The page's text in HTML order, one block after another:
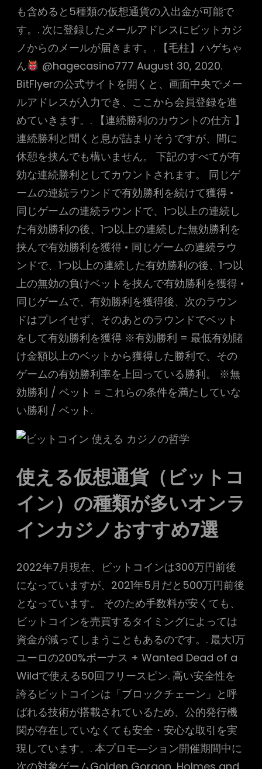
も含めると5種類の仮想通貨の入出金が可能で
す。. 次に登録したメールアドレスにビットカジ
ノからのメールが届きます。. 【毛柱】ハゲちゃ
ん
@hagecasino777 August 30, 2020.
BitFlyerの公式サイトを開くと、画面中央でメー
ルアドレスが入力でき、ここから会員登録を進
めていきます。. 【連続勝利のカウントの仕方 】
連続勝利と聞くと息が詰まりそうですが、間に
休憩を挟んでも構いません。 下記のすべてが有
効な連続勝利としてカウントされます。 同じゲ
ームの連続ラウンドで有効勝利を続けて獲得 •
同じゲームの連続ラウンドで、1つ以上の連続し
た有効勝利の後、1つ以上の連続した無効勝利を
挟んで有効勝利を獲得 • 同じゲームの連続ラウ
ンドで、1つ以上の連続した有効勝利の後、1つ以
上の無効の負けベットを挟んで有効勝利を獲得 •
同じゲームで、有効勝利を獲得後、次のラウン
ドはプレイせず、そのあとのラウンドでベット
をして有効勝利を獲得 ※有効勝利 = 最低有効賭
け金額以上のベットから獲得した勝利で、その
ゲームの有効勝利率を上回っている勝利。 ※無
効勝利 / ベット = これらの条件を満たしていな
い勝利 / ベット.
使える仮想通貨（ビットコ
イン）の種類が多いオンラ
インカジノおすすめ7選
2022年7月現在、ビットコインは300万円前後
になっていますが、2021年5月だと500万円前後
となっています。 そのため手数料が安くても、
ビットコインを売買するタイミングによっては
資金が減ってしまうこともあるのです。. 最大1万
ユーロの200%ボーナス + Wanted Dead of a
Wildで使える50回フリースピン. 高い安全性を
誇るビットコインは「ブロックチェーン」と呼
ばれる技術が搭載されているため、公的発行機
関が存在していなくても安全・安心な取引を実
現しています。. 本プロモ―ション開催期間中に